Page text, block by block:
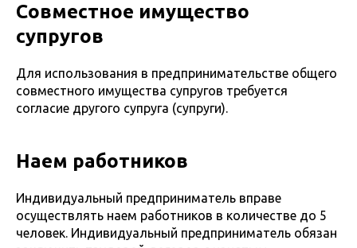
Совместное имущество
супругов
Для использования в предпринимательстве общего
совместного имущества супругов требуется
согласие другого супруга (супруги).
Наем работников
Индивидуальный предприниматель вправе
осуществлять наем работников в количестве до 5
человек. Индивидуальный предприниматель обязан